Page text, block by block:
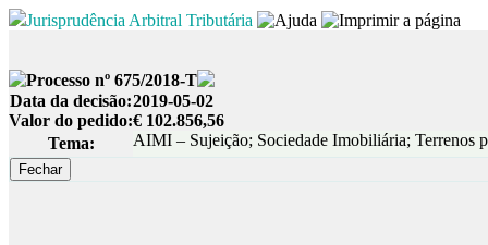
Jurisprudência Arbitral Tributária
Processo nº 675/2018-T
Data da decisão:2019-05-02
Valor do pedido:€ 102.856,56
Tema:
AIMI – Sujeição; Sociedade Imobiliária; Terrenos